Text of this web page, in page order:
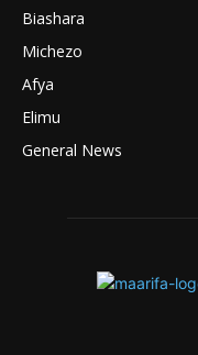
Biashara
Michezo
Afya
Elimu
General News